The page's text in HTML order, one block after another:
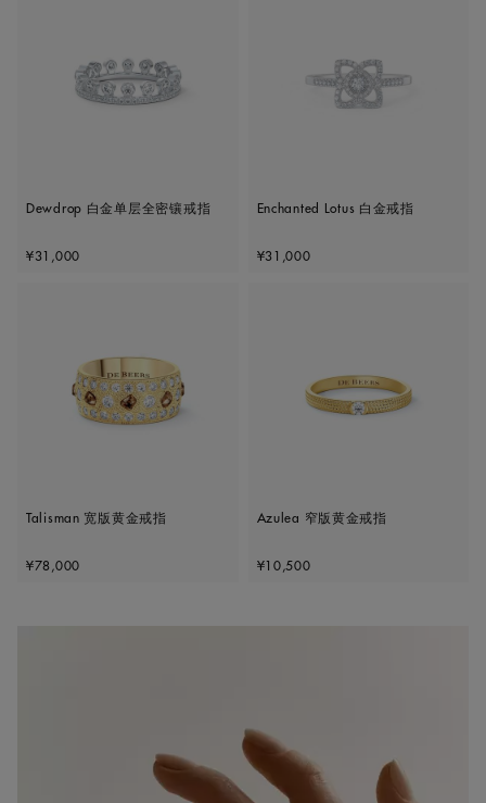
Dewdrop 白金单层全密镶戒指
Original price
¥31,000
Enchanted Lotus 白金戒指
Original price
¥31,000
Talisman 宽版黄金戒指
Original price
¥78,000
Azulea 窄版黄金戒指
Original price
¥10,500